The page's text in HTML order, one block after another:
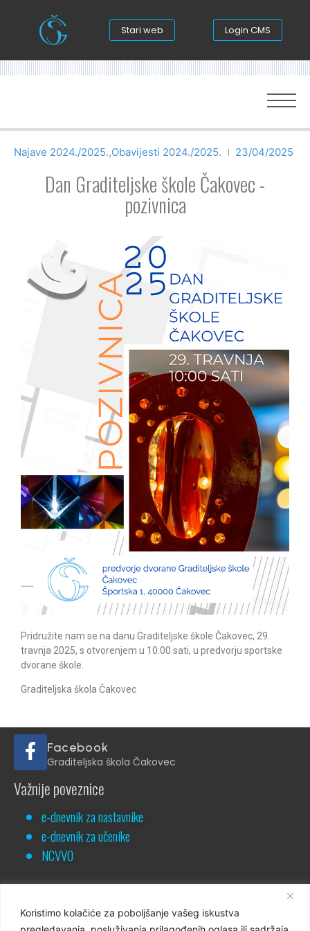
Koristimo kolačiće za poboljšanje vašeg iskustva
Stari web Login CMS
Najave 2024./2025.,Obavijesti 2024./2025. 23/04/2025
Dan Graditeljske škole Čakovec -
pozivnica
Pridružite nam se na danu Graditeljske škole Čakovec, 29.
travnja 2025, s otvorenjem u 10:00 sati, u predvorju sportske
dvorane škole.
Graditeljska škola Čakovec
Facebook
Graditeljska škola Čakovec
Važnije poveznice
e-dnevnik za nastavnike
e-dnevnik za učenike
NCVVO